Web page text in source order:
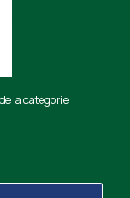
la catégorie